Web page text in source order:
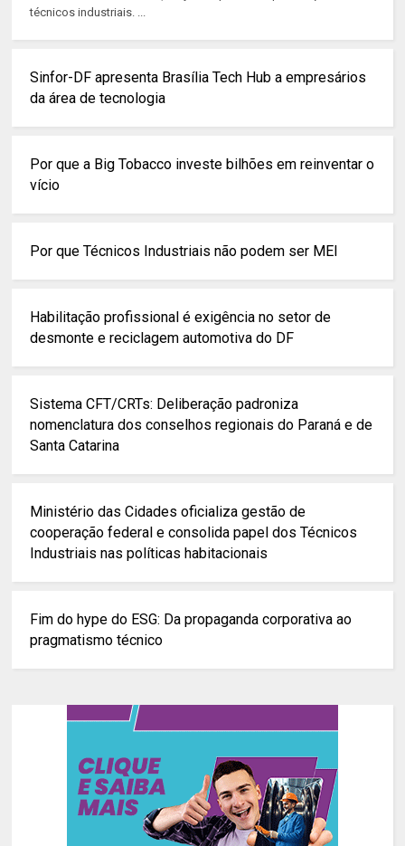
técnicos industriais. ...
Sinfor-DF apresenta Brasília Tech Hub a empresários
da área de tecnologia
Por que a Big Tobacco investe bilhões em reinventar o
vício
Por que Técnicos Industriais não podem ser MEI
Habilitação profissional é exigência no setor de
desmonte e reciclagem automotiva do DF
Sistema CFT/CRTs: Deliberação padroniza
nomenclatura dos conselhos regionais do Paraná e de
Santa Catarina
Ministério das Cidades oficializa gestão de
cooperação federal e consolida papel dos Técnicos
Industriais nas políticas habitacionais
Fim do hype do ESG: Da propaganda corporativa ao
pragmatismo técnico